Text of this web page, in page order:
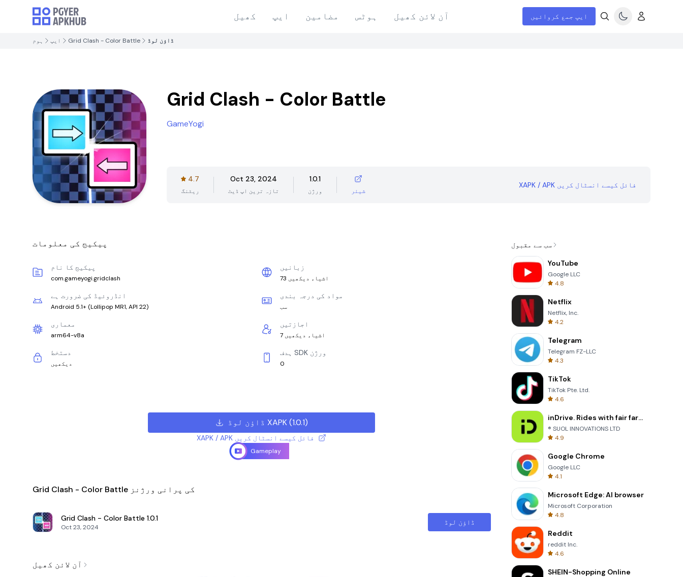
کھیل ایپ مضامین ہوٹس آن لائن کھیل ایپ جمع کروائیں
ہوم ایپ Grid Clash - Color Battle ڈاؤن لوڈ
Grid Clash - Color Battle
GameYogi
4.7
ریٹنگ
Oct 23, 2024
تازہ ترین اپ ڈیٹ
1.0.1
ورژن شیئر
XAPK / APK فائل کیسے انسٹال کریں
پیکیج کی معلومات
پیکیج کا نام
com.gameyogi.gridclash
زبانیں
73 اشیاء دیکھیں
انڈروئیڈ کی ضرورت ہے
Android 5.1+ (Lollipop MR1, API 22)
مواد کی درجہ بندی
سب
معماری
arm64-v8a
اجازتیں
7 اشیاء دیکھیں
دستخط
دیکھیں
ہدف SDK ورژن
0
ڈاؤن لوڈ XAPK(1.0.1)
XAPK / APK فائل کیسے انسٹال کریں
Gameplay
Grid Clash - Color Battle کی پرانی ورژنز
Grid Clash - Color Battle 1.0.1
Oct 23, 2024
ڈاؤن لوڈ
آن لائن کھیل
سب سے مقبول
YouTube
Google LLC
4.8
Netflix
Netflix, Inc.
4.2
Telegram
Telegram FZ-LLC
4.3
TikTok
TikTok Pte. Ltd.
4.6
inDrive. Rides with fair fares
® SUOL INNOVATIONS LTD
4.9
Google Chrome
Google LLC
4.1
Microsoft Edge: AI browser
Microsoft Corporation
4.8
Reddit
reddit Inc.
4.6
SHEIN-Shopping Online